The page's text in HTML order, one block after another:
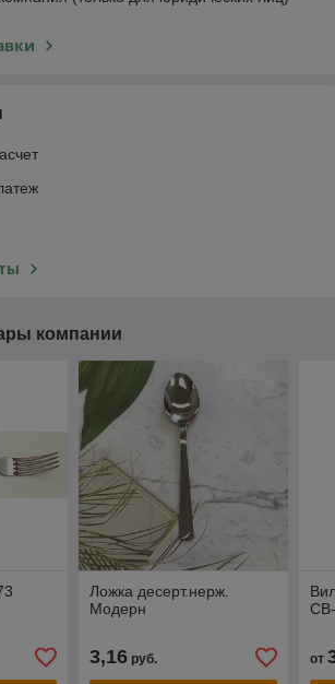
компании
Ложка десерт.нерж.
Модерн
3,16руб. от